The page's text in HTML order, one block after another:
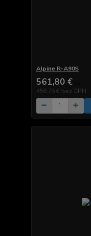
Alpine R-A90S
561,80 €
456,75 € bez DPH